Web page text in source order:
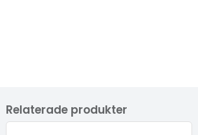
Relaterade produkter